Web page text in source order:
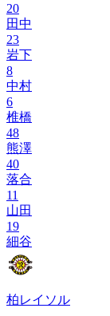
20
田中
23
岩下
8
中村
6
椎橋
48
熊澤
40
落合
11
山田
19
細谷
柏レイソル